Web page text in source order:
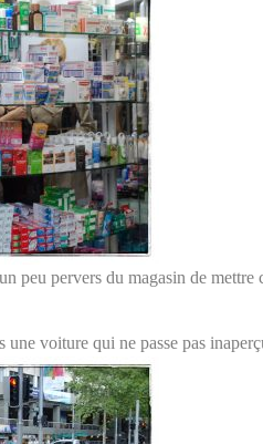
peu pervers du magasin de
une voiture qui ne passe pas